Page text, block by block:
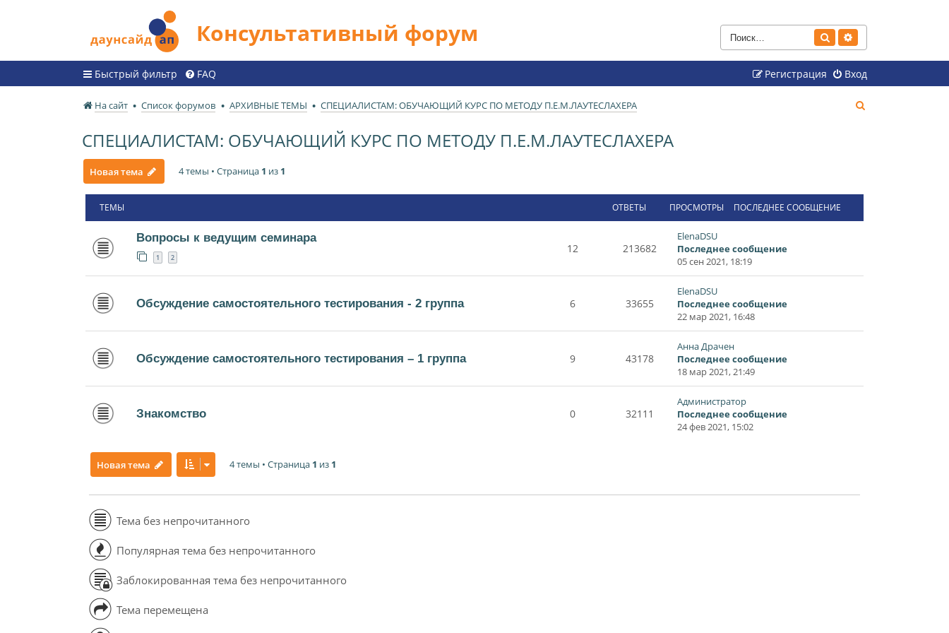
Консультативный форум Поиск
Быстрый фильтр FAQ Вход
Регистрация
На сайт Список форумов АРХИВНЫЕ ТЕМЫ СПЕЦИАЛИСТАМ: ОБУЧАЮЩИЙ КУРС ПО МЕТОДУ П.Е.М.ЛАУТЕСЛАХЕРА
СПЕЦИАЛИСТАМ: ОБУЧАЮЩИЙ КУРС ПО МЕТОДУ П.Е.М.ЛАУТЕСЛАХЕРА
Новая тема 4 темы • Страница 1 из 1
ТЕМЫ ОТВЕТЫ ПРОСМОТРЫ ПОСЛЕДНЕЕ СООБЩЕНИЕ
Вопросы к ведущим семинара
1 2
12 213682
ElenaDSU
Последнее сообщение
05 сен 2021, 18:19
Обсуждение самостоятельного тестирования - 2 группа 6 33655
ElenaDSU
Последнее сообщение
22 мар 2021, 16:48
Обсуждение самостоятельного тестирования – 1 группа 9 43178
Анна Драчен
Последнее сообщение
18 мар 2021, 21:49
Знакомство 0 32111
Администратор
Последнее сообщение
24 фев 2021, 15:02
Новая тема 4 темы • Страница 1 из 1
Тема без непрочитанного
Популярная тема без непрочитанного
Заблокированная тема без непрочитанного
Тема перемещена